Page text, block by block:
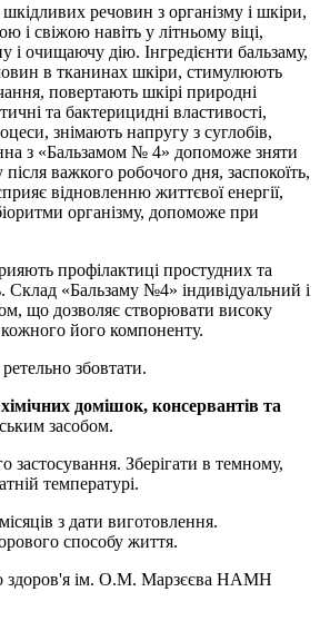
речовин з організму і шкіри,
і свіжою навіть у літньому віці,
і очищаючу дію. Інгредієнти бальзаму,
в тканинах шкіри, стимулюють
повертають шкірі природні
та бактерицидні властивості,
знімають напругу з суглобів,
з «Бальзамом № 4» допоможе зняти
важкого робочого дня, заспокоїть,
відновленню життєвої енергії,
організму, допоможе при
профілактиці простудних та
Склад «Бальзаму №4» індивідуальний і
що дозволяє створювати високу
кожного його компоненту.
збовтати.
домішок, консервантів та
засобом.
застосування. Зберігати в темному,
температурі.
з дати виготовлення.
способу життя.
здоров'я ім. О.М. Марзєєва НАМН